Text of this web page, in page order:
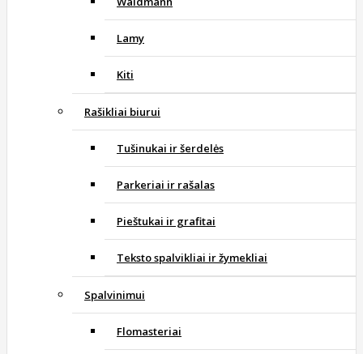
Lamy
Kiti
Rašikliai biurui
Tušinukai ir šerdelės
Parkeriai ir rašalas
Pieštukai ir grafitai
Teksto spalvikliai ir žymekliai
Spalvinimui
Flomasteriai